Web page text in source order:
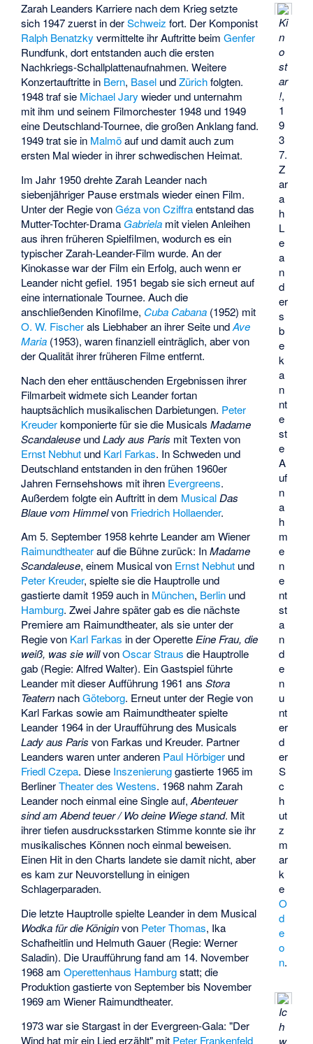
Ki
n
o
st
ar
!,
1
9
3
7.
Z
ar
a
h
L
e
a
n
d
er
s
b
e
k
a
n
nt
e
st
e
A
uf
n
a
h
m
e
n
e
nt
st
a
n
d
e
n
u
nt
er
d
er
S
c
h
ut
z
m
ar
k
e
O
d
e
o
n.
Ic
h
Zarah Leanders Karriere nach dem Krieg setzte
sich 1947 zuerst in derSchweiz fort. Der Komponist
Ralph Benatzky vermittelte ihr Auftritte beimGenfer
Rundfunk, dort entstanden auch die ersten
Nachkriegs-Schallplattenaufnahmen. Weitere
Konzertauftritte in Bern, Basel undZürichfolgten.
1948 traf sie Michael Jary wieder und unternahm
mit ihm und seinem Filmorchester 1948 und 1949
eine Deutschland-Tournee, die großen Anklang fand.
1949 trat sie in Malmöauf und damit auch zum
ersten Mal wieder in ihrer schwedischen Heimat.
Im Jahr 1950 drehte Zarah Leander nach
siebenjähriger Pause erstmals wieder einen Film.
Unter der Regie vonGéza von Cziffraentstand das
Mutter-Tochter-Drama Gabriela mit vielen Anleihen
aus ihren früheren Spielfilmen, wodurch es ein
typischer Zarah-Leander-Film wurde. An der
Kinokasse war der Film ein Erfolg, auch wenn er
Leander nicht gefiel. 1951 begab sie sich erneut auf
eine internationale Tournee. Auch die
anschließenden Kinofilme, Cuba Cabana (1952) mit
O. W. Fischerals Liebhaber an ihrer Seite undAve
Maria (1953), waren finanziell einträglich, aber von
der Qualität ihrer früheren Filme entfernt.
Nach den eher enttäuschenden Ergebnissen ihrer
Filmarbeit widmete sich Leander fortan
hauptsächlich musikalischen Darbietungen. Peter
Kreuderkomponierte für sie die MusicalsMadame
Scandaleuse undLady aus Paris mit Texten von
Ernst Nebhut und Karl Farkas. In Schweden und
Deutschland entstanden in den frühen 1960er
Jahren Fernsehshows mit ihren Evergreens.
Außerdem folgte ein Auftritt in dem Musical Das
Blaue vom Himmelvon Friedrich Hollaender.
Am 5. September 1958 kehrte Leander am Wiener
Raimundtheaterauf die Bühne zurück: InMadame
Scandaleuse, einem Musical von Ernst Nebhut und
Peter Kreuder, spielte sie die Hauptrolle und
gastierte damit 1959 auch in München, Berlin und
Hamburg. Zwei Jahre später gab es die nächste
Premiere am Raimundtheater, als sie unter der
Regie von Karl Farkas in der OperetteEine Frau, die
weiß, was sie willvonOscar Straus die Hauptrolle
gab (Regie:Alfred Walter). Ein Gastspiel führte
Leander mit dieser Aufführung 1961 ansStora
Teatern nachGöteborg. Erneut unter der Regie von
Karl Farkas sowie am Raimundtheater spielte
Leander 1964 in der Uraufführung des Musicals
Lady aus Paris von Farkas und Kreuder. Partner
Leanders waren unter anderen Paul Hörbiger und
Friedl Czepa. Diese Inszenierunggastierte 1965 im
BerlinerTheater des Westens. 1968 nahm Zarah
Leander noch einmal eine Single auf,Abenteuer
sind am Abend teuer / Wo deine Wiege stand. Mit
ihrer tiefen ausdrucksstarken Stimme konnte sie ihr
musikalisches Können noch einmal beweisen.
Einen Hit in den Charts landete sie damit nicht, aber
es kam zur Neuvorstellung in einigen
Schlagerparaden.
Die letzte Hauptrolle spielte Leander in dem Musical
Wodka für die Königinvon Peter Thomas, Ika
Schafheitlin und Helmuth Gauer (Regie:Werner
Saladin). Die Uraufführung fand am 14. November
1968 amOperettenhaus Hamburgstatt; die
Produktion gastierte von September bis November
1969 am Wiener Raimundtheater.
1973 war sie Stargast in der Evergreen-Gala: "Der
Wind hat mir ein Lied erzählt" mit Peter Frankenfeld